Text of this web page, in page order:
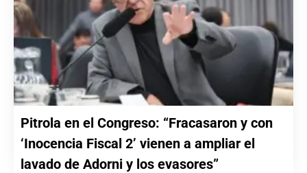
Pitrola en el Congreso: “Fracasaron y con
‘Inocencia Fiscal 2’ vienen a ampliar el
lavado de Adorni y los evasores”